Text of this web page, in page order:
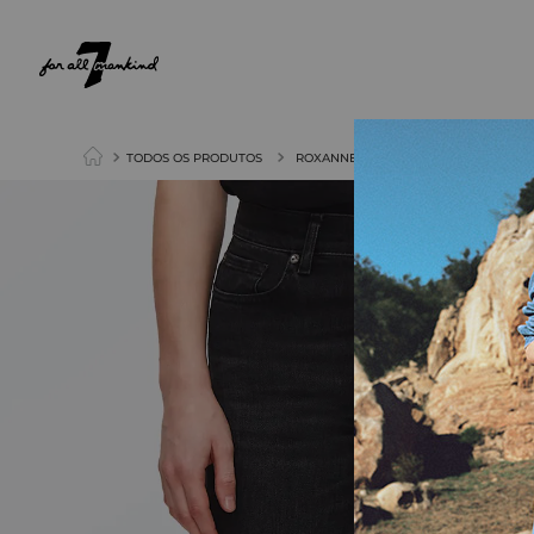
TODOS OS PRODUTOS ROXANNE Luxe Vintage Black Swan